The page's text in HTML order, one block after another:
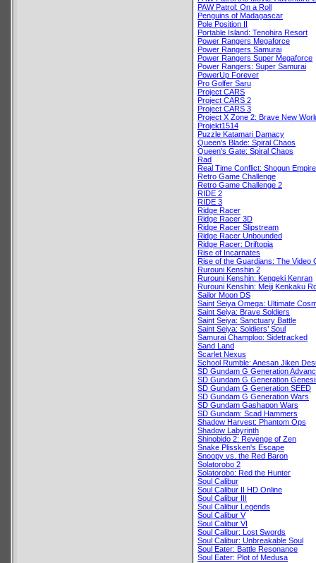
PAW Patrol: On a Roll
Penguins of Madagascar
Pole Position II
Portable Island: Tenohira Resort
Power Rangers Megaforce
Power Rangers Samurai
Power Rangers Super Megaforce
Power Rangers: Super Samurai
PowerUp Forever
Pro Golfer Saru
Project CARS
Project CARS 2
Project CARS 3
Project X Zone 2: Brave New
Projekt1514
Puzzle Katamari Damacy
Queen's Blade: Spiral Chaos
Queen's Gate: Spiral Chaos
Rad
Real Time Conflict: Shogun
Retro Game Challenge
Retro Game Challenge 2
RIDE 2
RIDE 3
Ridge Racer
Ridge Racer 3D
Ridge Racer Slipstream
Ridge Racer Unbounded
Ridge Racer: Driftopia
Rise of Incarnates
Rise of the Guardians: The Video
Rurouni Kenshin 2
Rurouni Kenshin: Kengeki Kenran
Rurouni Kenshin: Meiji Kenkaku
Sailor Moon DS
Saint Seiya Omega: Ultimate
Saint Seiya: Brave Soldiers
Saint Seiya: Sanctuary Battle
Saint Seiya: Soldiers’ Soul
Samurai Champloo: Sidetracked
Sand Land
Scarlet Nexus
School Rumble: Anesan Jiken
SD Gundam G Generation
SD Gundam G Generation
SD Gundam G Generation SEED
SD Gundam G Generation Wars
SD Gundam Gashapon Wars
SD Gundam: Scad Hammers
Shadow Harvest: Phantom Ops
Shadow Labyrinth
Shinobido 2: Revenge of Zen
Snake Plissken's Escape
Snoopy vs. the Red Baron
Solatorobo 2
Solatorobo: Red the Hunter
Soul Calibur
Soul Calibur II HD Online
Soul Calibur III
Soul Calibur Legends
Soul Calibur V
Soul Calibur VI
Soul Calibur: Lost Swords
Soul Calibur: Unbreakable Soul
Soul Eater: Battle Resonance
Soul Eater: Plot of Medusa